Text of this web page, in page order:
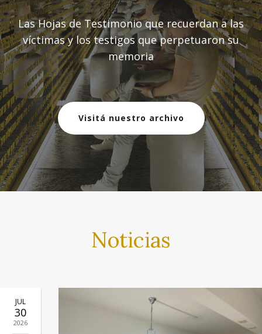
Las Hojas de Testimonio que recuerdan a las
víctimas y los testigos que perpetuaron su
memoria
Visitá nuestro archivo
Noticias
JUL
30
2026